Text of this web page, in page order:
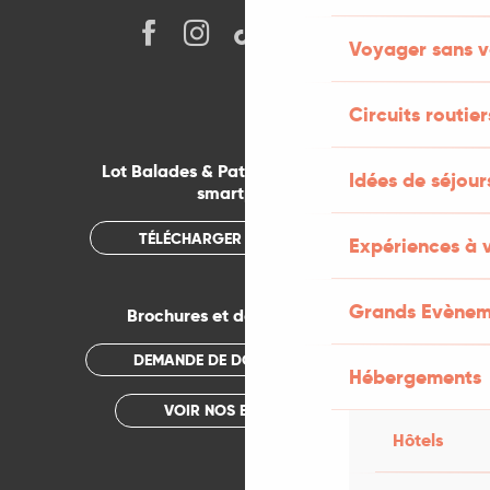
Voyager sans
Circuits
Idées de
Expériences à
Grands
Hébergements
Hôtels
Lot Balades & Patrimoines sur votre
smartphone
TÉLÉCHARGER L'APPLICATION
Brochures et documentations
DEMANDE DE DOCUMENTATION
VOIR NOS BROCHURES